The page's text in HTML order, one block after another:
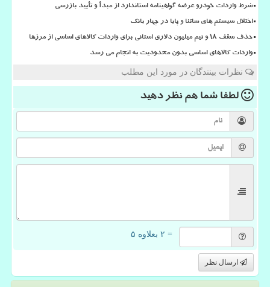
شرط واردات خودرو عرضه گواهینامه استاندارد از مبدأ و تأیید بازرسی
اختلال سیستم های ساتنا و پایا در چهار بانک
حذف سقف ۱۸ و نیم میلیون دلاری استانی برای واردات کالاهای اساسی از مرزها
واردات کالاهای اساسی بدون محدودیت به انجام می رسد
نظرات بینندگان در مورد این مطلب
لطفا شما همنظر دهید
= ۲ بعلاوه ۵
ارسال نظر